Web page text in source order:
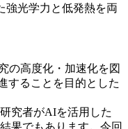
強光学力と低発熱を両
の高度化・加速化を図
することを目的とした
究者がAIを活用した
果でもあります。今回